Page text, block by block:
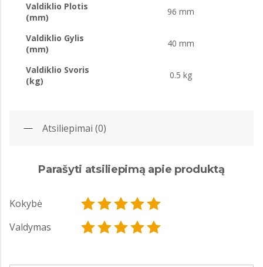
Valdiklio Plotis
(mm)
96 mm
Valdiklio Gylis
(mm)
40 mm
Valdiklio Svoris
(kg)
0.5 kg
Atsiliepimai (0)
Parašyti atsiliepimą apie produktą
Kokybė
Valdymas